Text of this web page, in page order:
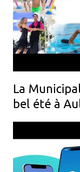
La
bel été à